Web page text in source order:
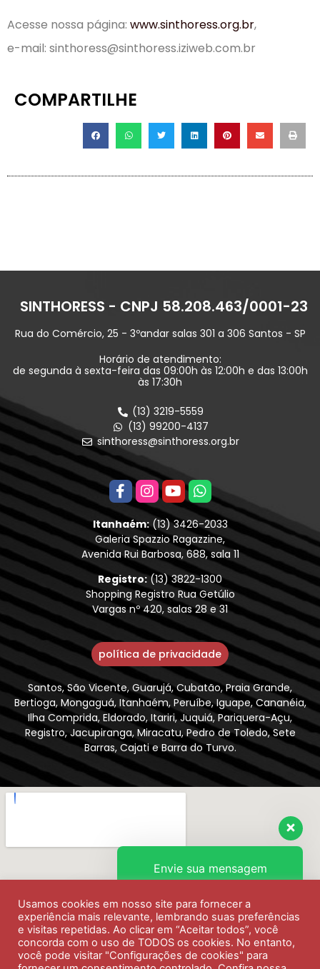
Acesse nossa página: www.sinthoress.org.br,
e-mail: sinthoress@sinthoress.iziweb.com.br
COMPARTILHE
SINTHORESS - CNPJ 58.208.463/0001-23
Rua do Comércio, 25 - 3ºandar salas 301 a 306 Santos - SP
Horário de atendimento:
de segunda à sexta-feira das 09:00h às 12:00h e das 13:00h
às 17:30h
(13) 3219-5559
(13) 99200-4137
sinthoress@sinthoress.org.br
Itanhaém:(13) 3426-2033
Galeria Spazzio Ragazzine,
Avenida Rui Barbosa, 688, sala 11
Registro:(13) 3822-1300
Shopping Registro Rua Getúlio
Vargas nº 420, salas 28 e 31
política de privacidade
Santos, São Vicente, Guarujá, Cubatão, Praia Grande,
Bertioga, Mongaguá, Itanhaém, Peruíbe, Iguape, Cananéia,
Ilha Comprida, Eldorado, Itariri, Juquiá, Pariquera-Açu,
Registro, Jacupiranga, Miracatu, Pedro de Toledo, Sete
Barras, Cajati e Barra do Turvo.
Usamos cookies em nosso site para fornecer a
experiência mais relevante, lembrando suas preferências
e visitas repetidas. Ao clicar em “Aceitar todos”, você
concorda com o uso de TODOS os cookies. No entanto,
você pode visitar "Configurações de cookies" para
Envie sua mensagem
Olá, como podemos ajudar?